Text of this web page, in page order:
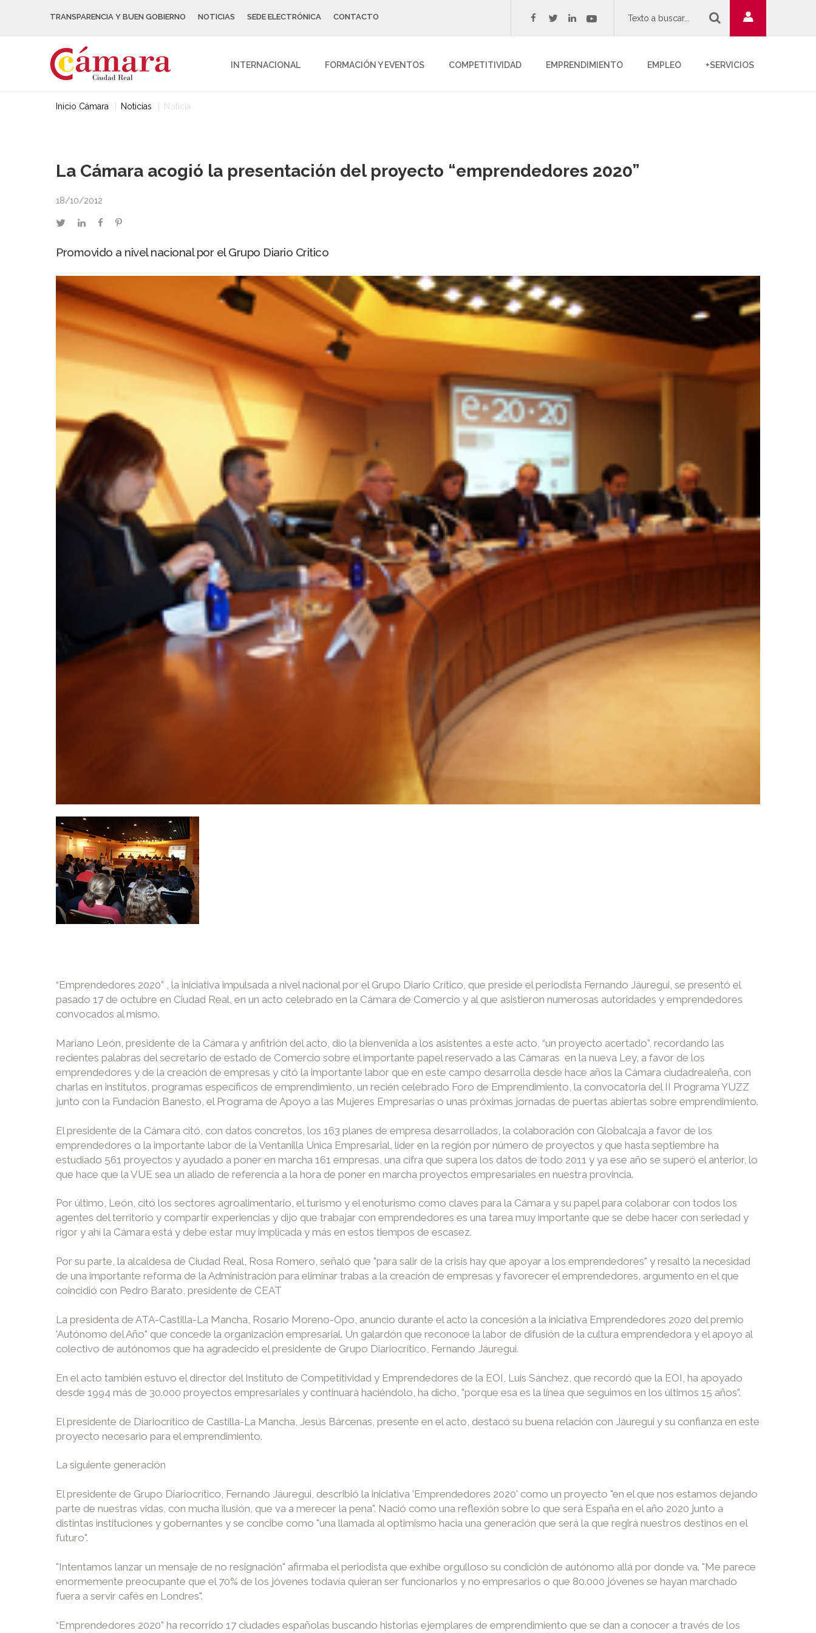
TRANSPARENCIA Y BUEN GOBIERNO NOTICIAS SEDE ELECTRÓNICA CONTACTO facebook
twitterlinkedinyoutube
INTERNACIONAL FORMACIÓN Y EVENTOS COMPETITIVIDAD EMPRENDIMIENTO EMPLEO +SERVICIOS
Inicio Cámara Noticias Noticia
La Cámara acogió la presentación del proyecto “emprendedores 2020”
18/10/2012
twitterlinkedinfacebookpinterest
Promovido a nivel nacional por el Grupo Diario Critico
“Emprendedores 2020” , la iniciativa impulsada a nivel nacional por el Grupo Diario Crítico, que preside el periodista Fernando Jáuregui, se presentó el
pasado 17 de octubre en Ciudad Real, en un acto celebrado en la Cámara de Comercio y al que asistieron numerosas autoridades y emprendedores
convocados al mismo.
Mariano León, presidente de la Cámara y anfitrión del acto, dio la bienvenida a los asistentes a este acto, “un proyecto acertado”, recordando las
recientes palabras del secretario de estado de Comercio sobre el importante papel reservado a las Cámaras en la nueva Ley, a favor de los
emprendedores y de la creación de empresas y citó la importante labor que en este campo desarrolla desde hace años la Cámara ciudadrealeña, con
charlas en institutos, programas específicos de emprendimiento, un recién celebrado Foro de Emprendimiento, la convocatoria del II Programa YUZZ
junto con la Fundación Banesto, el Programa de Apoyo a las Mujeres Empresarias o unas próximas jornadas de puertas abiertas sobre emprendimiento.
El presidente de la Cámara citó, con datos concretos, los 163 planes de empresa desarrollados, la colaboración con Globalcaja a favor de los
emprendedores o la importante labor de la Ventanilla Unica Empresarial, líder en la región por número de proyectos y que hasta septiembre ha
estudiado 561 proyectos y ayudado a poner en marcha 161 empresas, una cifra que supera los datos de todo 2011 y ya ese año se superó el anterior, lo
que hace que la VUE sea un aliado de referencia a la hora de poner en marcha proyectos empresariales en nuestra provincia.
Por último, León, citó los sectores agroalimentario, el turismo y el enoturismo como claves para la Cámara y su papel para colaborar con todos los
agentes del territorio y compartir experiencias y dijo que trabajar con emprendedores es una tarea muy importante que se debe hacer con seriedad y
rigor y ahí la Cámara está y debe estar muy implicada y más en estos tiempos de escasez.
Por su parte, la alcaldesa de Ciudad Real, Rosa Romero, señaló que "para salir de la crisis hay que apoyar a los emprendedores" y resaltó la necesidad
de una importante reforma de la Administración para eliminar trabas a la creación de empresas y favorecer el emprendedores, argumento en el que
coincidió con Pedro Barato, presidente de CEAT
La presidenta de ATA-Castilla-La Mancha, Rosario Moreno-Opo, anuncio durante el acto la concesión a la iniciativa Emprendedores 2020 del premio
'Autónomo del Año" que concede la organización empresarial. Un galardón que reconoce la labor de difusión de la cultura emprendedora y el apoyo al
colectivo de autónomos que ha agradecido el presidente de Grupo Diariocrítico, Fernando Jáuregui.
En el acto también estuvo el director del Instituto de Competitividad y Emprendedores de la EOI, Luis Sánchez, que recordó que la EOI, ha apoyado
desde 1994 más de 30.000 proyectos empresariales y continuará haciéndolo, ha dicho, "porque esa es la línea que seguimos en los últimos 15 años".
El presidente de Diariocrítico de Castilla-La Mancha, Jesús Bárcenas, presente en el acto, destacó su buena relación con Jáuregui y su confianza en este
proyecto necesario para el emprendimiento.
La siguiente generación
El presidente de Grupo Diariocrítico, Fernando Jáuregui, describió la iniciativa 'Emprendedores 2020' como un proyecto "en el que nos estamos dejando
parte de nuestras vidas, con mucha ilusión, que va a merecer la pena". Nació como una reflexión sobre lo que será España en el año 2020 junto a
distintas instituciones y gobernantes y se concibe como "una llamada al optimismo hacia una generación que será la que regirá nuestros destinos en el
futuro".
"Intentamos lanzar un mensaje de no resignación" afirmaba el periodista que exhibe orgulloso su condición de autónomo allá por donde va. "Me parece
enormemente preocupante que el 70% de los jóvenes todavía quieran ser funcionarios y no empresarios o que 80.000 jóvenes se hayan marchado
fuera a servir cafés en Londres".
“Emprendedores 2020” ha recorrido 17 ciudades españolas buscando historias ejemplares de emprendimiento que se dan a conocer a través de los